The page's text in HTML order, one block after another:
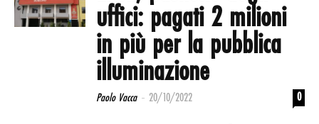
uffici: pagati 2 milioni
in più per la pubblica
illuminazione
Paolo Vacca - 20/10/2022 0